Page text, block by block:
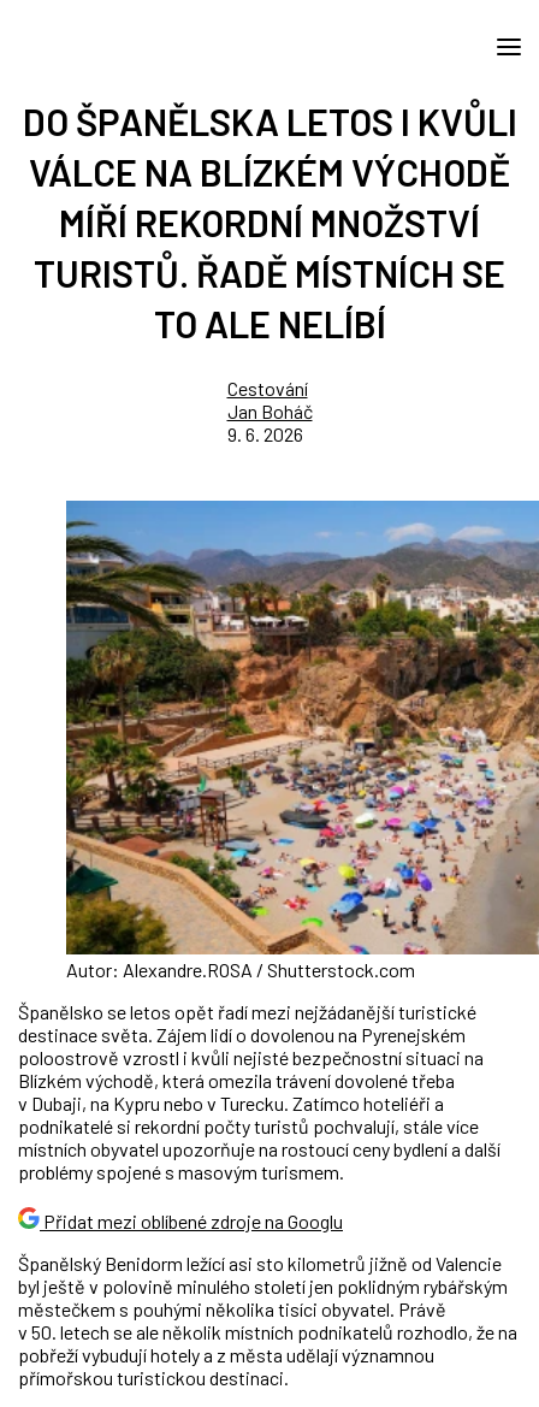
DO ŠPANĚLSKA LETOS I KVŮLI
VÁLCE NA BLÍZKÉM VÝCHODĚ
MÍŘÍ REKORDNÍ MNOŽSTVÍ
TURISTŮ. ŘADĚ MÍSTNÍCH SE
TO ALE NELÍBÍ
Cestování
Jan Boháč
9. 6. 2026
Autor: Alexandre.ROSA / Shutterstock.com
Španělsko se letos opět řadí mezi nejžádanější turistické
destinace světa. Zájem lidí o dovolenou na Pyrenejském
poloostrově vzrostl i kvůli nejisté bezpečnostní situaci na
Blízkém východě, která omezila trávení dovolené třeba
v Dubaji, na Kypru nebo v Turecku. Zatímco hoteliéři a
podnikatelé si rekordní počty turistů pochvalují, stále více
místních obyvatel upozorňuje na rostoucí ceny bydlení a další
problémy spojené s masovým turismem.
Přidat mezi oblíbené zdroje na Googlu
Španělský Benidorm ležící asi sto kilometrů jižně od Valencie
byl ještě v polovině minulého století jen poklidným rybářským
městečkem s pouhými několika tisíci obyvatel. Právě
v 50. letech se ale několik místních podnikatelů rozhodlo, že na
pobřeží vybudují hotely a z města udělají významnou
přímořskou turistickou destinaci.